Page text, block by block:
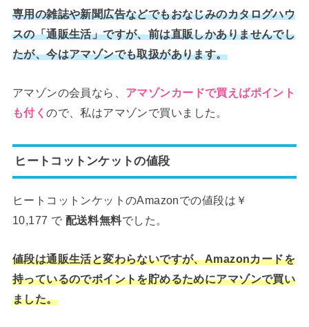
専用の雑誌や新聞広告などでもおなじみのカタログハウ
スの「通販生活」ですが、前は直販しかありませんでし
たが、今はアマゾンでも取扱があります。
アマゾンの会員なら、 アマゾンカードで買えばポイント
も付くので、私はアマゾンで買いました。
ヒートコットンケットの値段
ヒートコットンケットのAmazonでの値段は￥
10,177 で 配送料無料でした。
値段は通販生活と変わらないですが、Amazonカードを
持っているのでポイントを貯めるためにアマゾンで買い
ました。